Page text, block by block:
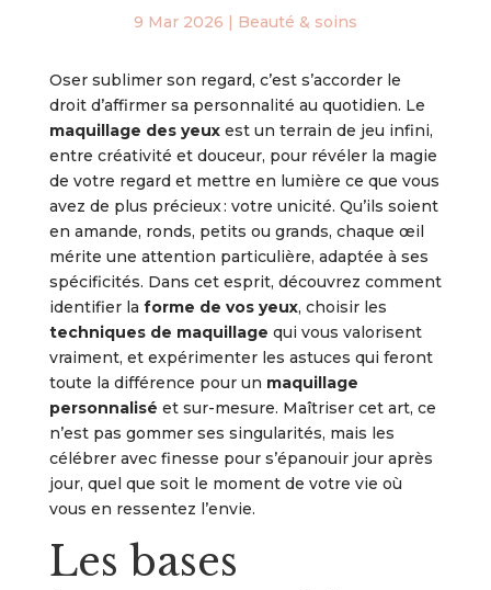
9 Mar 2026 | Beauté & soins
Oser sublimer son regard, c’est s’accorder le
droit d’affirmer sa personnalité au quotidien. Le
maquillage des yeuxest un terrain de jeu infini,
entre créativité et douceur, pour révéler la magie
de votre regard et mettre en lumière ce que vous
avez de plus précieux : votre unicité. Qu’ils soient
en amande, ronds, petits ou grands, chaque œil
mérite une attention particulière, adaptée à ses
spécificités. Dans cet esprit, découvrez comment
identifier la forme de vos yeux, choisir les
techniques de maquillage qui vous valorisent
vraiment, et expérimenter les astuces qui feront
toute la différence pour un maquillage
personnalisé et sur-mesure. Maîtriser cet art, ce
n’est pas gommer ses singularités, mais les
célébrer avec finesse pour s’épanouir jour après
jour, quel que soit le moment de votre vie où
vous en ressentez l’envie.
Les bases